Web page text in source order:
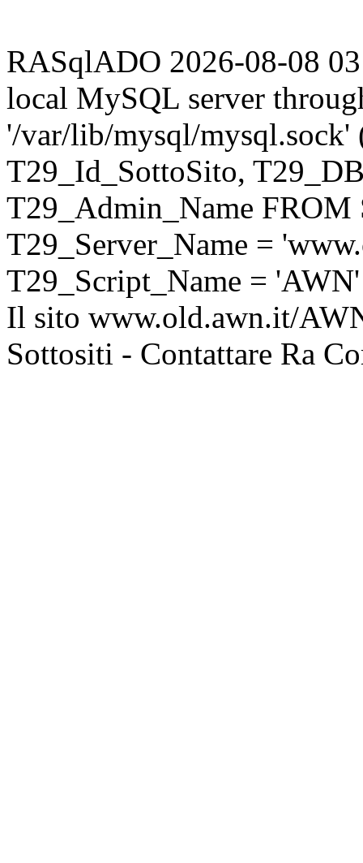
RASqlADO 2026-08-08
local MySQL server
'/var/lib/mysql/mysql.sock'
T29_Id_SottoSito,
T29_Admin_Name
T29_Server_Name =
T29_Script_Name = 'AWN'
Il sito www.old.awn.it/
Sottositi - Contattare Ra